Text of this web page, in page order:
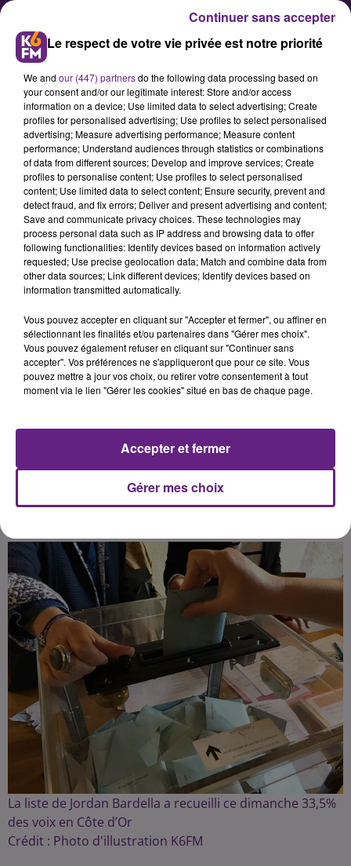
Victoire du RN, dissolution de
l’assemblée : les réactions en
Côte d’Or
Comme annoncé par les sondages,
le Rassemblement National est
arrivé en tête ce dimanche des
d’Emmanuel Macron a subi une
défaite. Le président de la
République a annoncé la
dissolution de l’assemblée
la Côte d’Or n’ont pas tardé à réagir
suite à ces événements.
Publié : 10 juin 2024 à 8h58 par Fabrice Aubry
La liste de Jordan Bardella a recueilli ce dimanche 33,5%
des voix en Côte d’Or
Crédit : Photo d'illustration K6FM
Le respect de votre vie privée est notre priorité
We and our (447) partnersdo the following data processing based on
your consent and/or our legitimate interest: Store and/or access
information on a device; Use limited data to select advertising; Create
profiles for personalised advertising; Use profiles to select personalised
advertising; Measure advertising performance; Measure content
performance; Understand audiences through statistics or combinations
of data from different sources; Develop and improve services; Create
profiles to personalise content; Use profiles to select personalised
content; Use limited data to select content; Ensure security, prevent and
detect fraud, and fix errors; Deliver and present advertising and content;
Save and communicate privacy choices. These technologies may
process personal data such as IP address and browsing data to offer
following functionalities: Identify devices based on information actively
requested; Use precise geolocation data; Match and combine data from
other data sources; Link different devices; Identify devices based on
information transmitted automatically.
Vous pouvez accepter en cliquant sur "Accepter et fermer", ou affiner en
sélectionnant les finalités et/ou partenaires dans "Gérer mes choix".
Vous pouvez également refuser en cliquant sur "Continuer sans
accepter". Vos préférences ne s'appliqueront que pour ce site. Vous
pouvez mettre à jour vos choix, ou retirer votre consentement à tout
moment via le lien "Gérer les cookies" situé en bas de chaque page.
Gérer mes choix
Accepter et fermer
Continuer sans accepter